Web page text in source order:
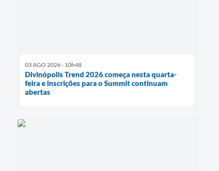
03 AGO 2026 - 10h48
Divinópolis Trend 2026 começa nesta quarta-
feira e inscrições para o Summit continuam
abertas